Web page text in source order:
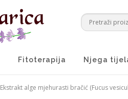
Fitoterapija Njega
Ekstrakt alge mjehurasti bračić (Fucus